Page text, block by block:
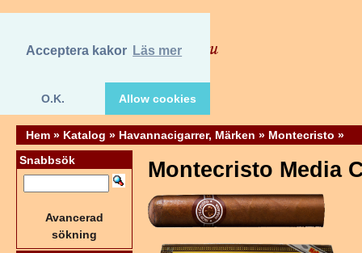
Acceptera kakor Läs mer
O.K. Allow cookies
Hem » Katalog » Havannacigarrer, Märken » Montecristo »
Montecristo Media
Snabbsök
Avancerad
sökning